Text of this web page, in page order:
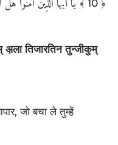
﴾ 10 ﴿
तिजारतिन तुन्जीकुम्
जो बचा ले तुम्हें